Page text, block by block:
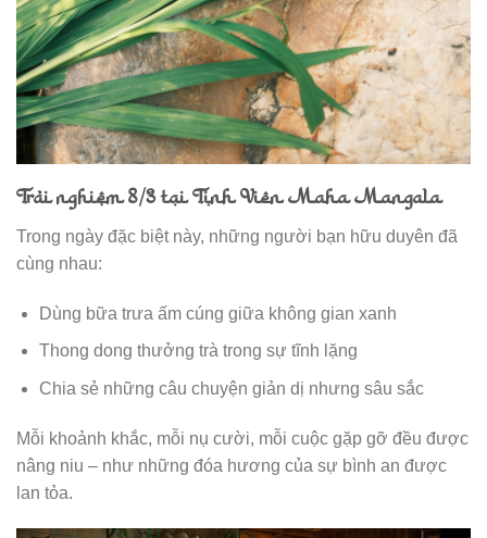
Trải nghiệm 8/3 tại Tịnh Viên Maha Mangala
Trong ngày đặc biệt này, những người bạn hữu duyên đã
cùng nhau:
Dùng bữa trưa ấm cúng giữa không gian xanh
Thong dong thưởng trà trong sự tĩnh lặng
Chia sẻ những câu chuyện giản dị nhưng sâu sắc
Mỗi khoảnh khắc, mỗi nụ cười, mỗi cuộc gặp gỡ đều được
nâng niu – như những đóa hương của sự bình an được
lan tỏa.